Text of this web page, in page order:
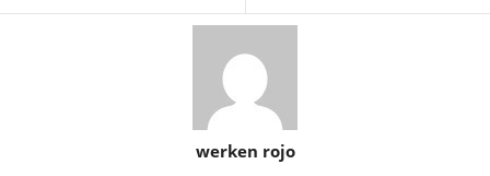
werken rojo